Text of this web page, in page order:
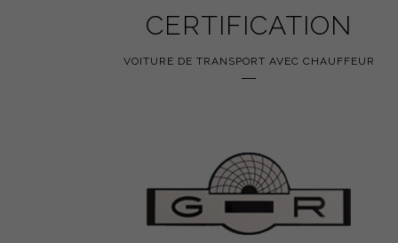
CERTIFICATION
VOITURE DE TRANSPORT AVEC CHAUFFEUR